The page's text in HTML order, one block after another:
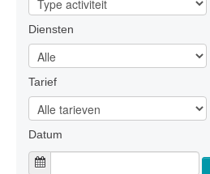
Diensten
Tarief
Datum